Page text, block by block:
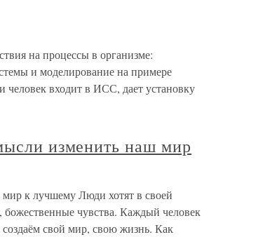
на процессы в организме:
и моделирование на примере
человек входит в ИСС, дает установку
изменить наш мир
к лучшему Люди хотят в своей
чувства. Каждый человек
свой мир, свою жизнь. Как